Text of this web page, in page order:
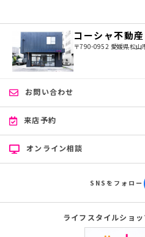
コーシャ不動産
〒790-0952 愛媛県松山
お問い合わせ
来店予約
オンライン相談
SNSをフォロー
ライフスタイルショ